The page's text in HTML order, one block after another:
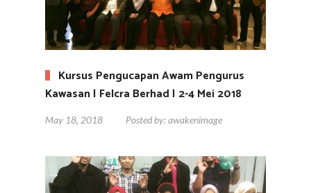
Kursus Pengucapan Awam Pengurus
Kawasan | Felcra Berhad | 2-4 Mei 2018
May 18, 2018 Posted by:awakenimage